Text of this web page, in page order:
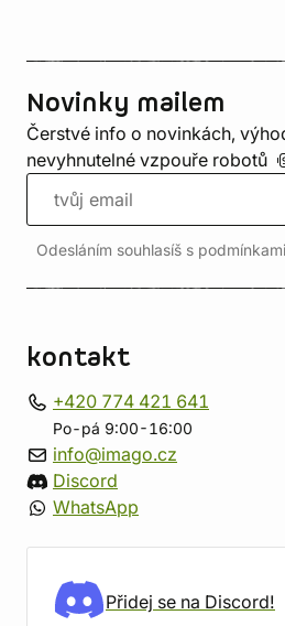
Novinky mailem
Čerstvé info o novinkách,
nevyhnutelné vzpouře robotů
Odesláním souhlasíš s
kontakt
+420 774 421 641
Po-pá 9:00-16:00
info@imago.cz
Discord
WhatsApp
Přidej se na Discord!